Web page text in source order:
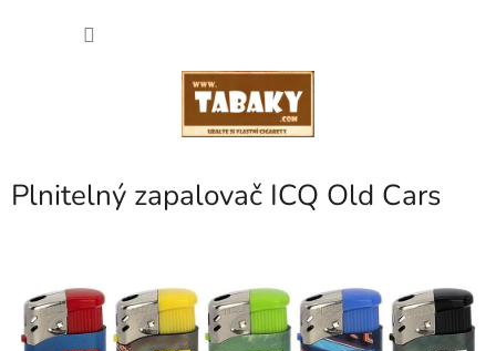
Plnitelný zapalovač ICQ Old Cars